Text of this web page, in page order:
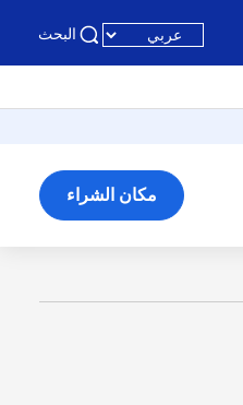
البحث
مكان الشراء